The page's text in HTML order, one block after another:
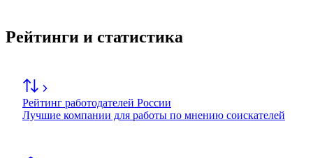
Рейтинги и статистика
Рейтинг работодателей России
Лучшие компании для работы по мнению соискателей